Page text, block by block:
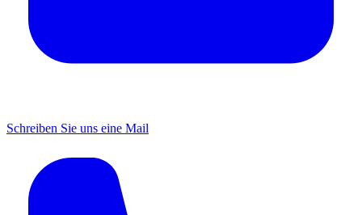
Schreiben Sie uns eine Mail